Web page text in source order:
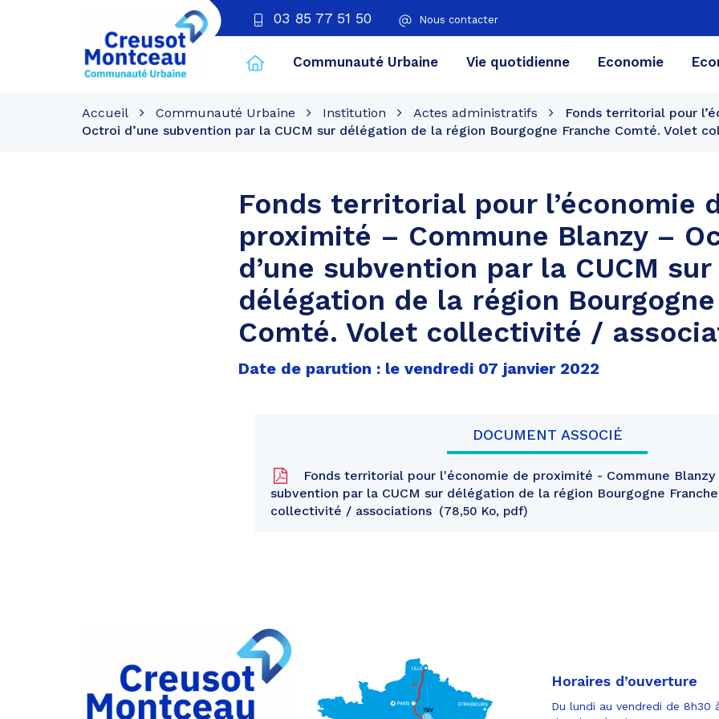
03 85 77 51 50 Nous contacter
Creusot
Montceau
Communauté Urbaine Vie quotidienne Economie
Accueil Communauté Urbaine Institution Actes administratifs
Fonds territorial pour
Octroi d’une subvention par la CUCM sur délégation de la région Bourgogne Franche Comté. Volet
Fonds territorial pour l’économie
proximité – Commune Blanzy –
d’une subvention par la CUCM sur
délégation de la région
Comté. Volet collectivité /
Date de parution : le vendredi 07 janvier 2022
DOCUMENT ASSOCIÉ
Fonds territorial pour l'économie de proximité - Commune
subvention par la CUCM sur délégation de la région Bourgogne
collectivité / associations
78,50 Ko, pdf
Partager
sur
Facebook
Partager
Horaires d’ouverture
Du lundi au vendredi de 8h30